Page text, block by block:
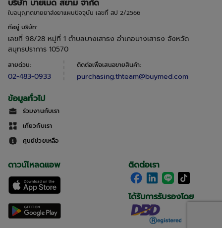
บริษัท บายเมด สยาม จำกัด
ใบอนุญาตขายยาส่งยาแผนปัจจุบัน เลขที่ สป 2/2566
ที่อยู่ บริษัท:
เลขที่ 98/28 หมู่ที่ 1 ตำบลบางเสาธง อำเภอบางเสาธง จังหวัด
สมุทรปราการ 10570
สายด่วน:
02-483-0933
ติดต่อเพื่อเสนอขายสินค้า:
purchasing.thteam@buymed.com
ข้อมูลทั่วไป
ร่วมงานกับเรา
เกี่ยวกับเรา
ศูนย์ช่วยเหลือ
ติดต่อเรา
ได้รับการรับรองโดย
ดาวน์โหลดแอพ